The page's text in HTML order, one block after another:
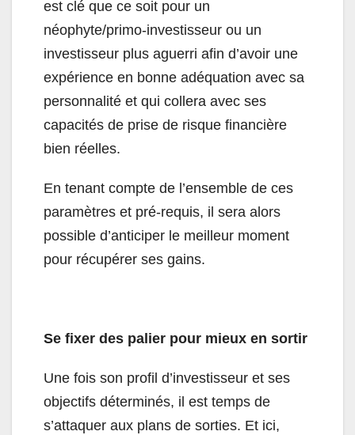
est clé que ce soit pour un
néophyte/primo-investisseur ou un
investisseur plus aguerri afin d’avoir une
expérience en bonne adéquation avec sa
personnalité et qui collera avec ses
capacités de prise de risque financière
bien réelles.
En tenant compte de l’ensemble de ces
paramètres et pré-requis, il sera alors
possible d’anticiper le meilleur moment
pour récupérer ses gains.
Se fixer des palier pour mieux en sortir
Une fois son profil d’investisseur et ses
objectifs déterminés, il est temps de
s’attaquer aux plans de sorties. Et ici,